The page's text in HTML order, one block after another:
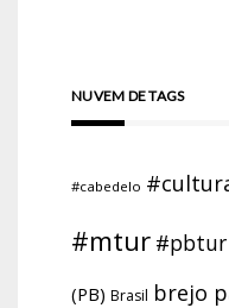
NUVEM DE TAGS
#cabedelo
#mtur #pbtur
(PB) Brasil brejo